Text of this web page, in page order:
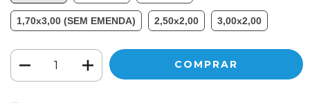
1,70x3,00 (SEM EMENDA) 2,50x2,00 3,00x2,00